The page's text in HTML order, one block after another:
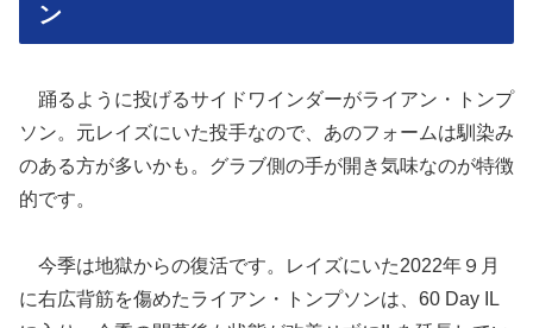
ン
踊るように投げるサイドワインダーがライアン・トンプ
ソン。元レイズにいた投手なので、あのフォームは馴染み
のある方が多いかも。グラブ側の手が開き気味なのが特徴
的です。
今季は地獄からの復活です。レイズにいた2022年９月
に右広背筋を傷めたライアン・トンプソンは、60 Day IL